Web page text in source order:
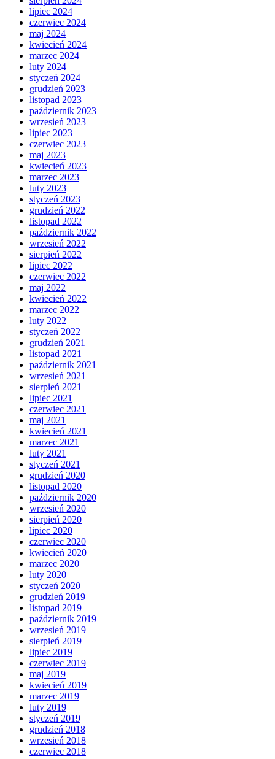
lipiec 2024
czerwiec 2024
maj 2024
kwiecień 2024
marzec 2024
luty 2024
styczeń 2024
grudzień 2023
listopad 2023
październik 2023
wrzesień 2023
lipiec 2023
czerwiec 2023
maj 2023
kwiecień 2023
marzec 2023
luty 2023
styczeń 2023
grudzień 2022
listopad 2022
październik 2022
wrzesień 2022
sierpień 2022
lipiec 2022
czerwiec 2022
maj 2022
kwiecień 2022
marzec 2022
luty 2022
styczeń 2022
grudzień 2021
listopad 2021
październik 2021
wrzesień 2021
sierpień 2021
lipiec 2021
czerwiec 2021
maj 2021
kwiecień 2021
marzec 2021
luty 2021
styczeń 2021
grudzień 2020
listopad 2020
październik 2020
wrzesień 2020
sierpień 2020
lipiec 2020
czerwiec 2020
kwiecień 2020
marzec 2020
luty 2020
styczeń 2020
grudzień 2019
listopad 2019
październik 2019
wrzesień 2019
sierpień 2019
lipiec 2019
czerwiec 2019
maj 2019
kwiecień 2019
marzec 2019
luty 2019
styczeń 2019
grudzień 2018
wrzesień 2018
czerwiec 2018